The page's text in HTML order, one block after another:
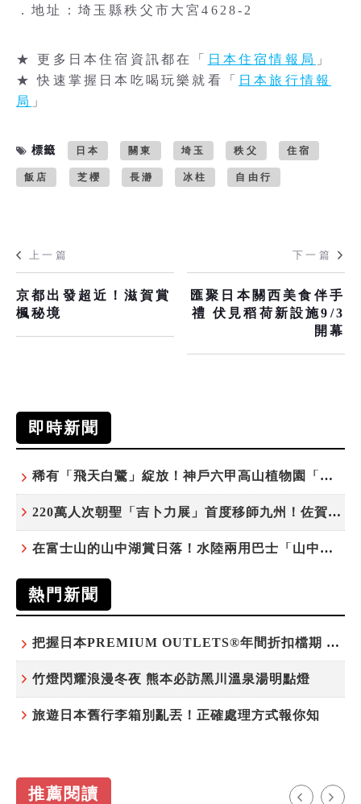
．地址：埼玉縣秩父市大宮4628-2
★ 更多日本住宿資訊都在「 日本住宿情報局 」
★ 快速掌握日本吃喝玩樂就看「
日本旅行情報
局 」
標籤 日本 關東 埼玉 秩父 住宿
飯店 芝櫻 長瀞 冰柱 自由行
上一篇
京都出發超近！滋賀賞
楓秘境
下一篇
匯聚日本關西美食伴手
禮 伏見稻荷新設施9/3
開幕
即時新聞
稀有「飛天白鷺」綻放！神戶六甲高山植物園「鷺草」珍貴現身
220萬人次朝聖「吉卜力展」首度移師九州！佐賀站早鳥平日套票8/10搶先開賣
在富士山的山中湖賞日落！水陸兩用巴士「山中湖的河馬」暑假加開夕陽班次
熱門新聞
把握日本PREMIUM OUTLETS®年間折扣檔期 越買越划算
竹燈閃耀浪漫冬夜 熊本必訪黑川溫泉湯明點燈
旅遊日本舊行李箱別亂丟！正確處理方式報你知
推薦閱讀